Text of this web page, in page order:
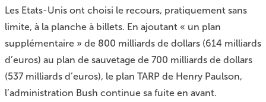
Les Etats-Unis ont choisi le recours, pratiquement sans
limite, à la planche à billets. En ajoutant « un plan
supplémentaire » de 800 milliards de dollars (614 milliards
d’euros) au plan de sauvetage de 700 milliards de dollars
(537 milliards d’euros), le plan TARP de Henry Paulson,
l’administration Bush continue sa fuite en avant.